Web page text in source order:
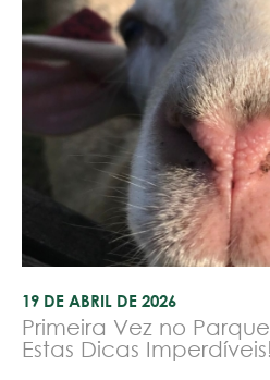
19 DE ABRIL DE 2026
Primeira Vez no
Estas Dicas Imperdíveis!